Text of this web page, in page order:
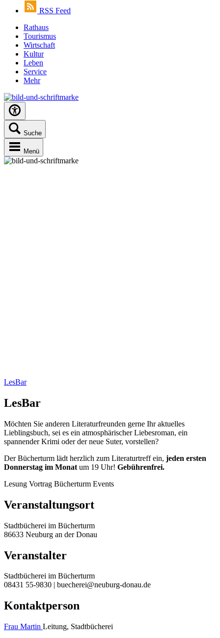
RSS Feed
Rathaus
Tourismus
Wirtschaft
Kultur
Leben
Service
Mehr
Suche
Menü
LesBar
LesBar
Möchten Sie anderen Literaturfreunden gerne Ihr aktuelles
Lieblingsbuch, sei es ein atmosphärischer Liebesroman, ein
spannender Krimi oder der neue Suter, vorstellen?
Der Bücherturm lädt herzlich zum Literaturtreff ein, jeden ersten
Donnerstag im Monat um 19 Uhr! Gebührenfrei.
Lesung Vortrag Bücherturm Events
Veranstaltungsort
Stadtbücherei im Bücherturm
86633 Neuburg an der Donau
Veranstalter
Stadtbücherei im Bücherturm
08431 55-9830 | buecherei@neuburg-donau.de
Kontaktperson
Frau Martin Leitung, Stadtbücherei